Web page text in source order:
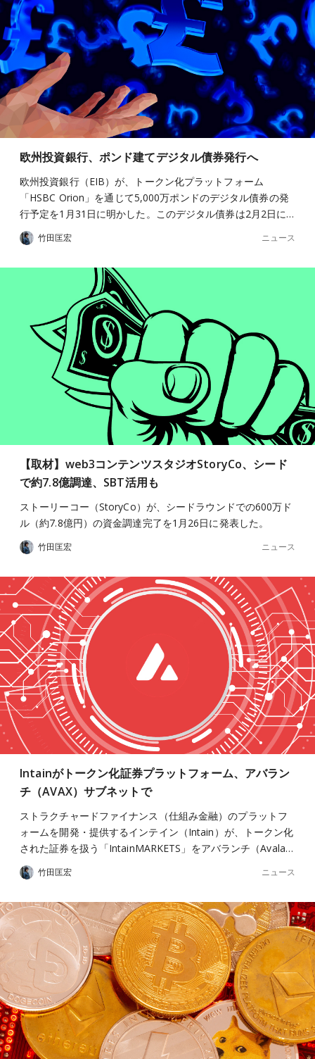
欧州投資銀行、ポンド建てデジタル債券発行へ
欧州投資銀行（EIB）が、トークン化プラットフォーム
「HSBC Orion」を通じて5,000万ポンドのデジタル債券の発
行予定を1月31日に明かした。このデジタル債券は2月2日に…
竹田匡宏 ニュース
【取材】web3コンテンツスタジオStoryCo、シード
で約7.8億調達、SBT活用も
ストーリーコー（StoryCo）が、シードラウンドでの600万ド
ル（約7.8億円）の資金調達完了を1月26日に発表した。
竹田匡宏 ニュース
Intainがトークン化証券プラットフォーム、アバラン
チ（AVAX）サブネットで
ストラクチャードファイナンス（仕組み金融）のプラットフ
ォームを開発・提供するインテイン（Intain）が、トークン化
された証券を扱う「IntainMARKETS」をアバランチ（Avala…
竹田匡宏 ニュース